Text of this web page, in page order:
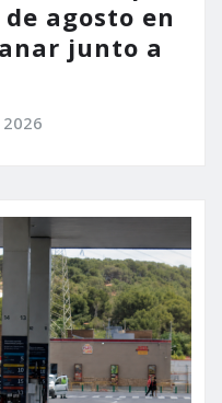
agosto en
junto a